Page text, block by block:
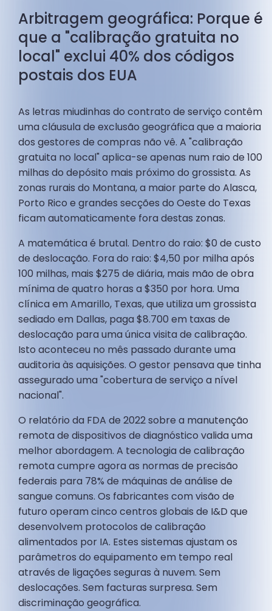
Arbitragem geográfica: Porque é
que a "calibração gratuita no
local" exclui 40% dos códigos
postais dos EUA
As letras miudinhas do contrato de serviço contêm
uma cláusula de exclusão geográfica que a maioria
dos gestores de compras não vê. A "calibração
gratuita no local" aplica-se apenas num raio de 100
milhas do depósito mais próximo do grossista. As
zonas rurais do Montana, a maior parte do Alasca,
Porto Rico e grandes secções do Oeste do Texas
ficam automaticamente fora destas zonas.
A matemática é brutal. Dentro do raio: $0 de custo
de deslocação. Fora do raio: $4,50 por milha após
100 milhas, mais $275 de diária, mais mão de obra
mínima de quatro horas a $350 por hora. Uma
clínica em Amarillo, Texas, que utiliza um grossista
sediado em Dallas, paga $8.700 em taxas de
deslocação para uma única visita de calibração.
Isto aconteceu no mês passado durante uma
auditoria às aquisições. O gestor pensava que tinha
assegurado uma "cobertura de serviço a nível
nacional".
O relatório da FDA de 2022 sobre a manutenção
remota de dispositivos de diagnóstico valida uma
melhor abordagem. A tecnologia de calibração
remota cumpre agora as normas de precisão
federais para 78% de máquinas de análise de
sangue comuns. Os fabricantes com visão de
futuro operam cinco centros globais de I&D que
desenvolvem protocolos de calibração
alimentados por IA. Estes sistemas ajustam os
parâmetros do equipamento em tempo real
através de ligações seguras à nuvem. Sem
deslocações. Sem facturas surpresa. Sem
discriminação geográfica.